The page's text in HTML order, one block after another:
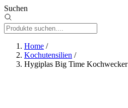
Suchen
Home /
Kochutensilien /
Hygiplas Big Time Kochwecker